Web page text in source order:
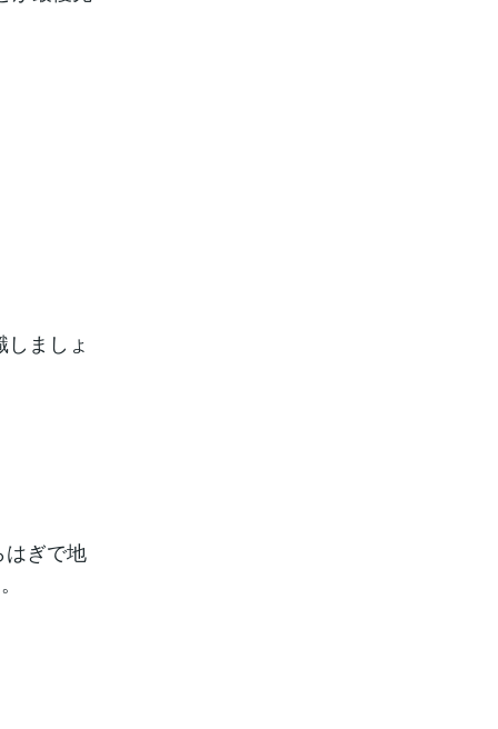
ましょ
はぎで地